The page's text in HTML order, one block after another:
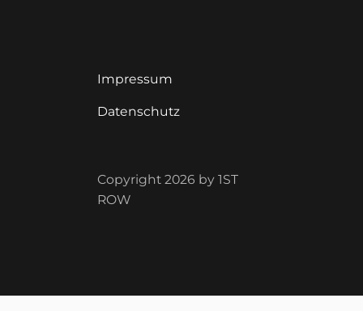
Impressum
Datenschutz
Copyright 2026 by 1ST
ROW